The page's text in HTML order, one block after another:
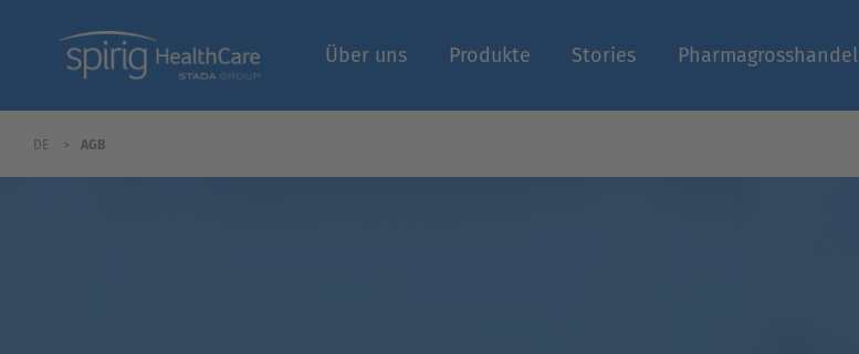
Über uns Produkte Stories Pharmagrosshandel
DE AGB